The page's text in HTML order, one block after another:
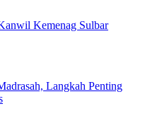
Kemenag Sulbar
Langkah Penting